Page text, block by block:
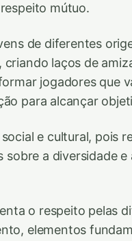
mútuo.
de diferentes
laços de
jogadores que
para alcançar
e cultural, pois
a diversidade e
o respeito pelas
elementos